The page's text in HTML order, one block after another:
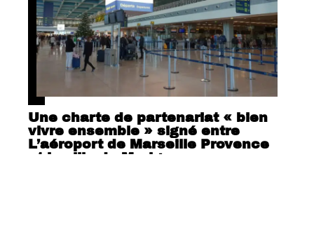
Une charte de partenariat « bien
vivre ensemble » signé entre
L’aéroport de Marseille Provence
et la ville de Marigane